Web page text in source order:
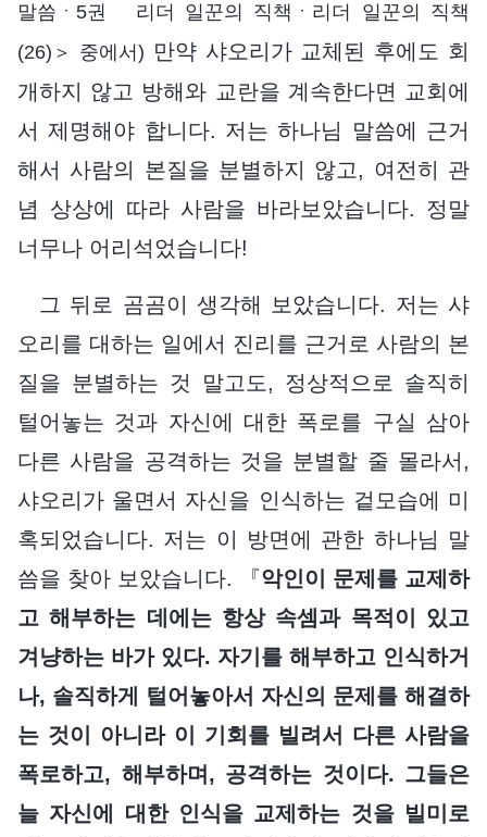
말씀ㆍ5권 리더 일꾼의 직책ㆍ리더 일꾼의 직책
(26)＞ 중에서) 만약 샤오리가 교체된 후에도 회
개하지 않고 방해와 교란을 계속한다면 교회에
서 제명해야 합니다. 저는 하나님 말씀에 근거
해서 사람의 본질을 분별하지 않고, 여전히 관
념 상상에 따라 사람을 바라보았습니다. 정말
너무나 어리석었습니다!
그 뒤로 곰곰이 생각해 보았습니다. 저는 샤
오리를 대하는 일에서 진리를 근거로 사람의 본
질을 분별하는 것 말고도, 정상적으로 솔직히
털어놓는 것과 자신에 대한 폭로를 구실 삼아
다른 사람을 공격하는 것을 분별할 줄 몰라서,
샤오리가 울면서 자신을 인식하는 겉모습에 미
혹되었습니다. 저는 이 방면에 관한 하나님 말
씀을 찾아 보았습니다. 『악인이 문제를 교제하
고 해부하는 데에는 항상 속셈과 목적이 있고
겨냥하는 바가 있다. 자기를 해부하고 인식하거
나, 솔직하게 털어놓아서 자신의 문제를 해결하
는 것이 아니라 이 기회를 빌려서 다른 사람을
폭로하고, 해부하며, 공격하는 것이다. 그들은
늘 자신에 대한 인식을 교제하는 것을 빌미로